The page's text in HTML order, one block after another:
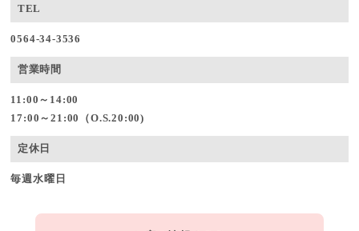
TEL
0564-34-3536
営業時間
11:00～14:00
17:00～21:00（O.S.20:00)
定休日
毎週水曜日